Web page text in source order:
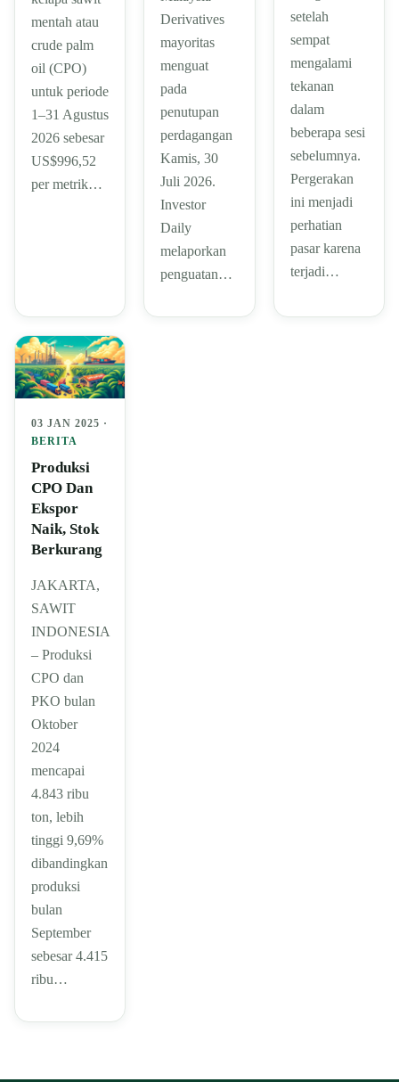
mentah atau
crude palm
oil (CPO)
untuk periode
1–31 Agustus
2026 sebesar
US$996,52
per metrik…
Derivatives
mayoritas
menguat
pada
penutupan
perdagangan
Kamis, 30
Juli 2026.
Investor
Daily
melaporkan
penguatan…
setelah
sempat
mengalami
tekanan
dalam
beberapa sesi
sebelumnya.
Pergerakan
ini menjadi
perhatian
pasar karena
terjadi…
03 JAN 2025 ·
BERITA
Produksi
CPO Dan
Ekspor
Naik, Stok
Berkurang
JAKARTA,
SAWIT
INDONESIA
– Produksi
CPO dan
PKO bulan
Oktober
2024
mencapai
4.843 ribu
ton, lebih
tinggi 9,69%
dibandingkan
produksi
bulan
September
sebesar 4.415
ribu…